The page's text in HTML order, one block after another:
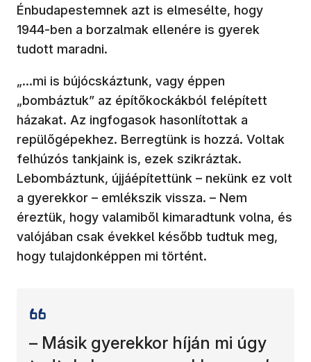
Énbudapestemnek azt is elmesélte, hogy
1944-ben a borzalmak ellenére is gyerek
tudott maradni.
„...mi is bújócskáztunk, vagy éppen
„bombáztuk” az építőkockákból felépített
házakat. Az ingfogasok hasonlítottak a
repülőgépekhez. Berregtünk is hozzá. Voltak
felhúzós tankjaink is, ezek szikráztak.
Lebombáztunk, újjáépítettünk – nekünk ez volt
a gyerekkor – emlékszik vissza. – Nem
éreztük, hogy valamiből kimaradtunk volna, és
valójában csak évekkel később tudtuk meg,
hogy tulajdonképpen mi történt.
– Másik gyerekkor híján mi úgy